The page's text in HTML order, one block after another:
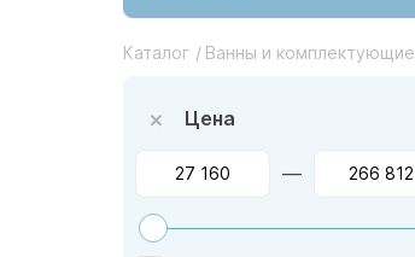
Каталог / Ванны и комплектующие
Цена
—